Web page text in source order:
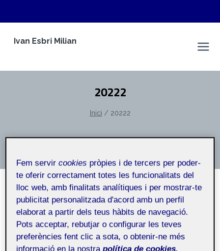
Ivan Esbri Milian
20222
Inici / 20222
20222
NO CATEGORITZAT
Informe (Estats Units contra
TikTok)
Fem servircookies pròpies i de tercers per poder-
te oferir correctament totes les funcionalitats del
lloc web, amb finalitats analítiques i per mostrar-te
publicitat personalitzada d'acord amb un perfil
elaborat a partir dels teus hàbits de navegació.
Pots acceptar, rebutjar o configurar les teves
preferències fent clic a sota, o obtenir-ne més
informació en la nostra política de cookies.